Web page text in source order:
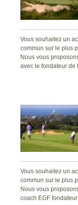
Vous souhaitez un
commun sur le plus
Nous vous
avec le fondateur de
Vous souhaitez un
commun sur le plus
Nous vous
coach EGF